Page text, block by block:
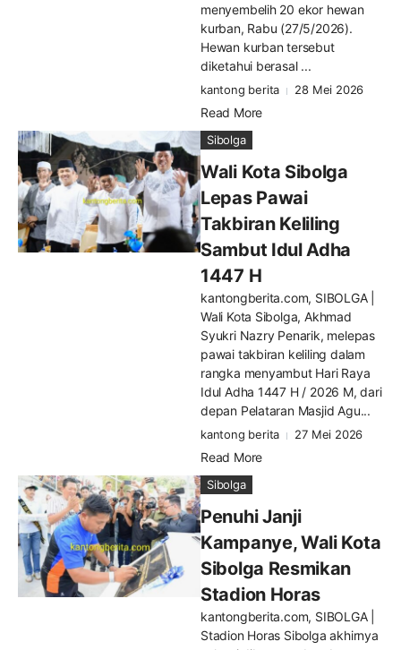
menyembelih 20 ekor hewan
kurban, Rabu (27/5/2026).
Hewan kurban tersebut
diketahui berasal ...
kantong berita 28 Mei 2026
Read More
Sibolga
Wali Kota Sibolga
Lepas Pawai
Takbiran Keliling
Sambut Idul Adha
1447 H
kantongberita.com, SIBOLGA |
Wali Kota Sibolga, Akhmad
Syukri Nazry Penarik, melepas
pawai takbiran keliling dalam
rangka menyambut Hari Raya
Idul Adha 1447 H / 2026 M, dari
depan Pelataran Masjid Agu...
kantong berita 27 Mei 2026
Read More
Sibolga
Penuhi Janji
Kampanye, Wali Kota
Sibolga Resmikan
Stadion Horas
kantongberita.com, SIBOLGA |
Stadion Horas Sibolga akhirnya